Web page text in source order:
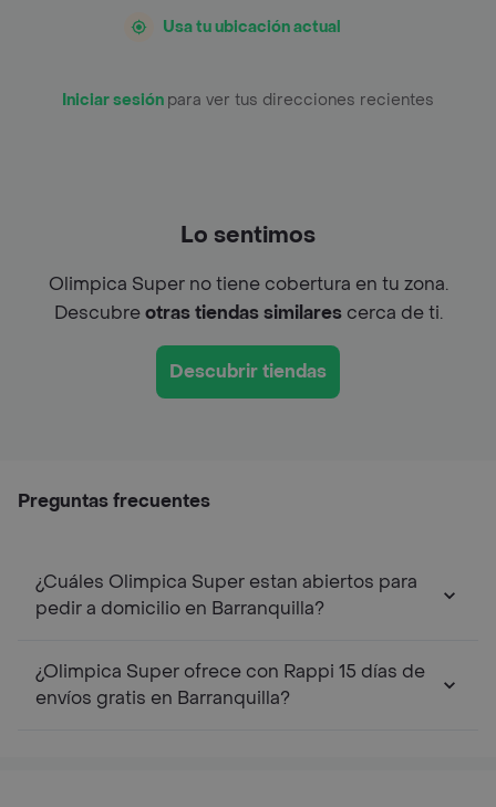
Usa tu ubicación actual
Iniciar sesión para ver tus direcciones recientes
Lo sentimos
Olimpica Super no tiene cobertura en tu zona.
Descubreotras tiendas similarescerca de ti.
Descubrir tiendas
Preguntas frecuentes
¿Cuáles Olimpica Super estan abiertos para
pedir a domicilio en Barranquilla?
¿Olimpica Super ofrece con Rappi 15 días de
envíos gratis en Barranquilla?